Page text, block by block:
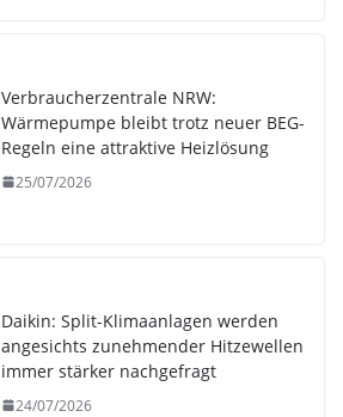
Verbraucherzentrale NRW:
Wärmepumpe bleibt trotz neuer BEG-
Regeln eine attraktive Heizlösung
25/07/2026
Daikin: Split-Klimaanlagen werden
angesichts zunehmender Hitzewellen
immer stärker nachgefragt
24/07/2026